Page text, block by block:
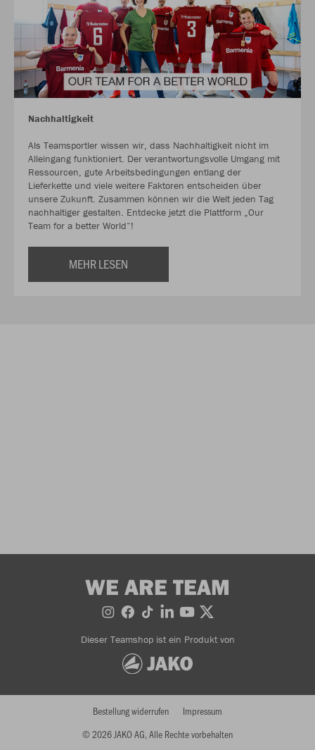
Nachhaltigkeit
Als Teamsportler wissen wir, dass Nachhaltigkeit nicht im
Alleingang funktioniert. Der verantwortungsvolle Umgang mit
Ressourcen, gute Arbeitsbedingungen entlang der
Lieferkette und viele weitere Faktoren entscheiden über
unsere Zukunft. Zusammen können wir die Welt jeden Tag
nachhaltiger gestalten. Entdecke jetzt die Plattform „Our
Team for a better World“!
MEHR LESEN
WE ARE TEAM
Dieser Teamshop ist ein Produkt von
© 2026 JAKO AG, Alle Rechte vorbehalten
Bestellung widerrufen Impressum